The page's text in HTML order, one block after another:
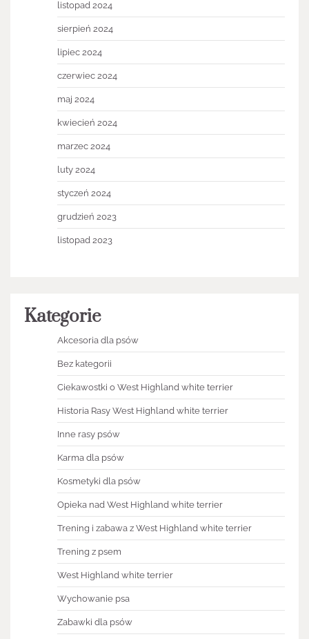
listopad 2024
sierpień 2024
lipiec 2024
czerwiec 2024
maj 2024
kwiecień 2024
marzec 2024
luty 2024
styczeń 2024
grudzień 2023
listopad 2023
Kategorie
Akcesoria dla psów
Bez kategorii
Ciekawostki o West Highland white terrier
Historia Rasy West Highland white terrier
Inne rasy psów
Karma dla psów
Kosmetyki dla psów
Opieka nad West Highland white terrier
Trening i zabawa z West Highland white terrier
Trening z psem
West Highland white terrier
Wychowanie psa
Zabawki dla psów